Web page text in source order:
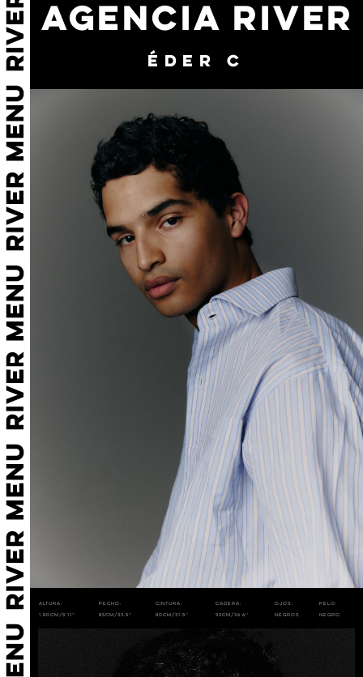
AGENCIA RIVER
ÉDER C
Altura:
1.80cm/5'11''
Pecho:
85cm/33.5''
Cintura:
80cm/31.5''
Cadera:
93cm/36.6''
Ojos:
Negros
Pelo:
Negro